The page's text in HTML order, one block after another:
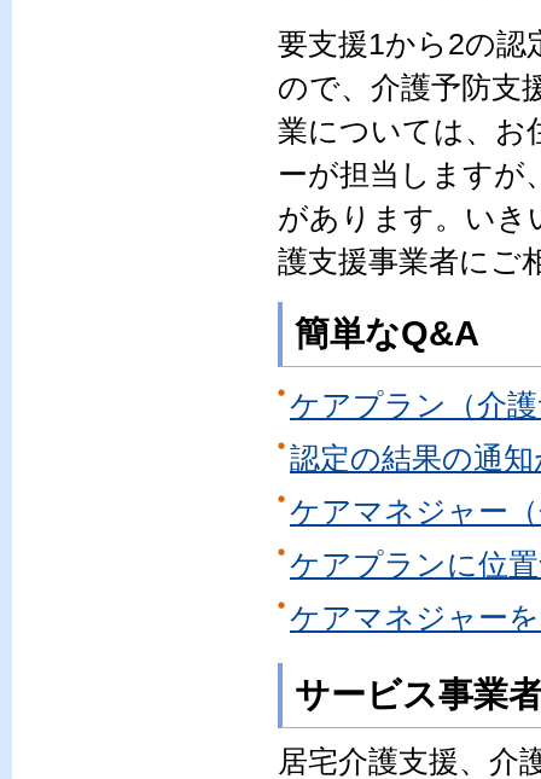
要支援1から2の認
ので、介護予防支
業については、お
ーが担当しますが
があります。いき
護支援事業者にご
簡単なQ&A
ケアプラン（介
認定の結果の通
ケアマネジャー
ケアプランに位
ケアマネジャー
サービス事業
居宅介護支援、介